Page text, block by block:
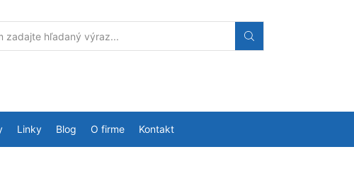
Linky Blog O firme Kontakt